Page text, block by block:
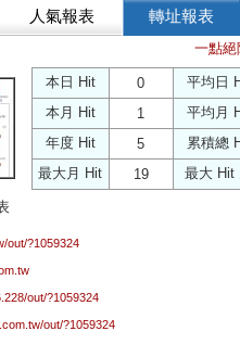
人氣報表 轉址報表
一點絕
本日 Hit 0
平均日
本月 Hit
1
平均月
年度 Hit
5
累積總
最大月 Hit
19 最大 Hit
out/?1059324
out/?1059324
out/?1059324